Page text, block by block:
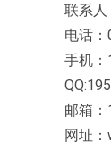
联系人
电话
手机：
邮箱
网址